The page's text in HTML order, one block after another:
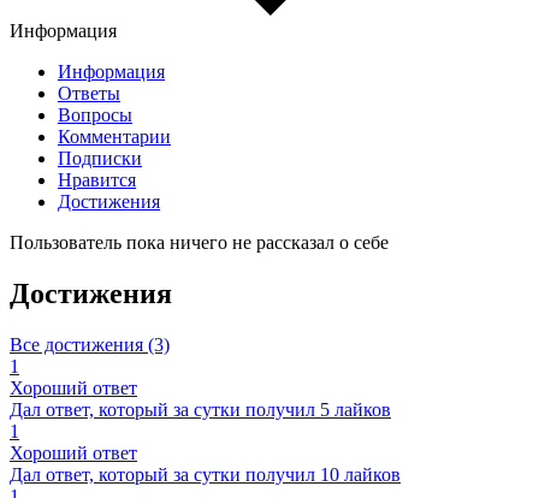
Информация
Информация
Ответы
Вопросы
Комментарии
Подписки
Нравится
Достижения
Пользователь пока ничего не рассказал о себе
Достижения
Все достижения (3)
1
Хороший ответ
Дал ответ, который за сутки получил 5 лайков
1
Хороший ответ
Дал ответ, который за сутки получил 10 лайков